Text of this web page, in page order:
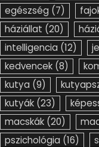
egészség (7)
háziállat (20)
intelligencia (12)
kedvencek (8)
kutya (9)
kutyák (23)
macskák (20)
pszichológia (16)